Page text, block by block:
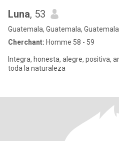
Luna, 53
Guatemala, Guatemala, Guatemala
Cherchant: Homme 58 - 59
Integra, honesta, alegre, positiva, amante del mar, los caballos y
toda la naturaleza